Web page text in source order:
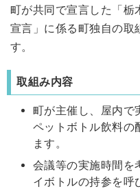
町が共同で宣言した「栃
宣言」に係る町独自の取
す。
取組み内容
町が主催し、屋内で
ペットボトル飲料
ます。
会議等の実施時間を
イボトルの持参を呼